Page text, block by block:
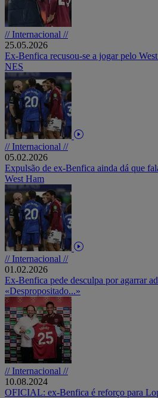
// Internacional //
25.05.2026
Ex-Benfica recusou-se a jogar pelo
NES
// Internacional //
05.02.2026
Expulsão de ex-Benfica ainda dá que
West Ham
// Internacional //
01.02.2026
Ex-Benfica pede desculpa por agarrar
«Despropositado...»
// Internacional //
10.08.2024
OFICIAL: ex-Benfica é reforço para